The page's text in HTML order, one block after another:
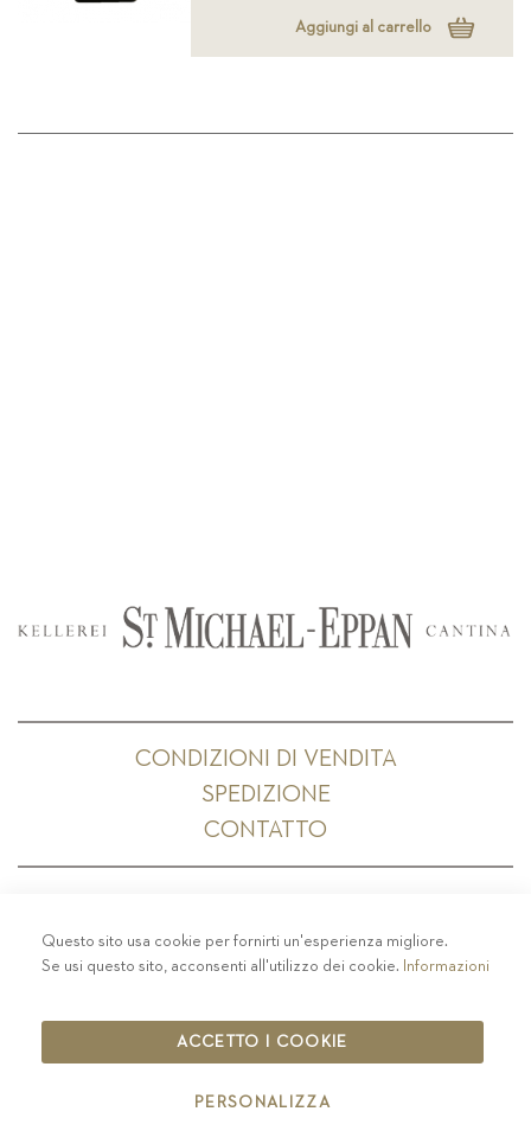
Aggiungi al carrello
CONDIZIONI DI VENDITA
SPEDIZIONE
CONTATTO
PRIVACY-COLOPHON - COOKIE POLICY
CODICE ETICO
IT00126670215
Questo sito usa cookie per fornirti un'esperienza migliore.
Se usi questo sito, acconsenti all'utilizzo dei cookie. Informazioni
ACCETTO I COOKIE
PERSONALIZZA